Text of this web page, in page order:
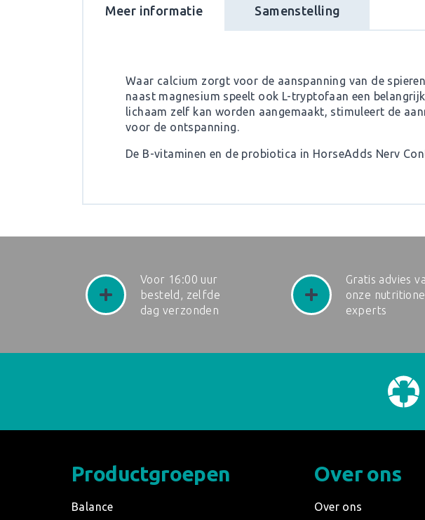
Meer informatie Samenstelling
Waar calcium zorgt voor de aanspanning van de
naast magnesium speelt ook L-tryptofaan een
lichaam zelf kan worden aangemaakt, stimuleert de
voor de ontspanning.
De B-vitaminen en de probiotica in HorseAdds Nerv
Voor 16:00 uur
besteld, zelfde
dag verzonden
Gratis advies
onze
experts
Productgroepen
Balance
Over ons
Over ons